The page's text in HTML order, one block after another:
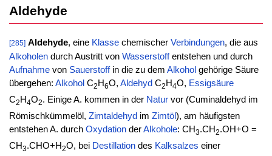
Aldehyde
[285] Aldehyde, eine Klassechemischer Verbindungen, die aus
Alkoholendurch Austritt von Wasserstoffentstehen und durch
Aufnahmevon Sauerstoffin die zu dem Alkohol gehörige Säure
übergehen: Alkohol C2 H6O, Aldehyd C2 H4O, Essigsäure
C2 H4O2. Einige A. kommen in der Naturvor (Cuminaldehyd im
Römischkümmelöl, Zimtaldehyd im Zimtöl), am häufigsten
entstehen A. durch OxydationderAlkohole: CH3.CH2.OH+O =
CH3.CHO+H2O, bei Destillationdes Kalksalzes einer